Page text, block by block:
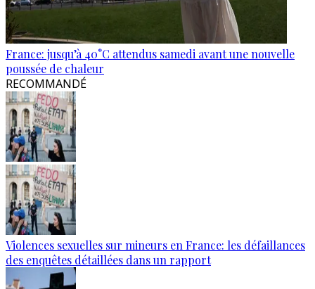
France: jusqu’à 40°C attendus samedi avant une nouvelle
poussée de chaleur
RECOMMANDÉ
Violences sexuelles sur mineurs en France: les défaillances
des enquêtes détaillées dans un rapport